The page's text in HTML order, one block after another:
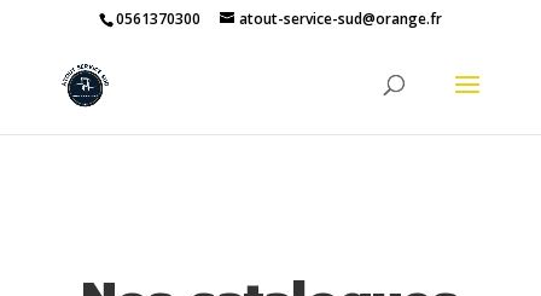
0561370300 atout-service-sud@orange.fr